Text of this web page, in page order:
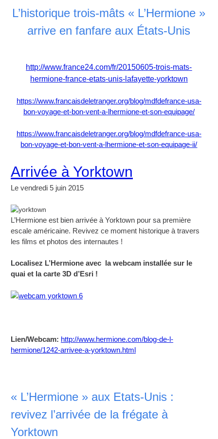
L’historique trois-mâts « L’Hermione »
arrive en fanfare aux États-Unis
http://www.france24.com/fr/20150605-trois-mats-
hermione-france-etats-unis-lafayette-yorktown
https://www.francaisdeletranger.org/blog/mdfdefrance-usa-
bon-voyage-et-bon-vent-a-lhermione-et-son-equipage/
https://www.francaisdeletranger.org/blog/mdfdefrance-usa-
bon-voyage-et-bon-vent-a-lhermione-et-son-equipage-ii/
Arrivée à Yorktown
Le vendredi 5 juin 2015
L’Hermione est bien arrivée à Yorktown pour sa première
escale américaine. Revivez ce moment historique à travers
les films et photos des internautes !
Localisez L’Hermione avec la webcam installée sur le
quai et la carte 3D d’Esri !
Lien/Webcam: http://www.hermione.com/blog-de-l-
hermione/1242-arrivee-a-yorktown.html
« L’Hermione » aux Etats-Unis :
revivez l’arrivée de la frégate à
Yorktown